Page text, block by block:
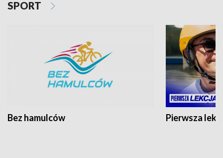
SPORT
Bez hamulców Pierwsza